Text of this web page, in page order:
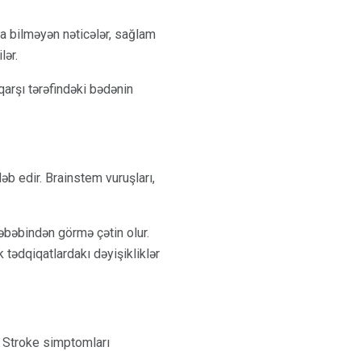
bilməyən nəticələr, sağlam
tərəfindəki bədənin
edir. Brainstem vuruşları,
görmə çətin olur.
dəyişikliklər
simptomları